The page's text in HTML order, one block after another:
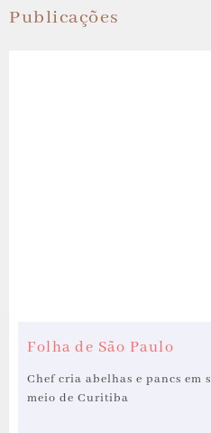
Publicações
Folha de São Paulo
Chef cria abelhas e pancs em
meio de Curitiba